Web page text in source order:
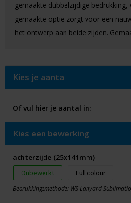
gemaakte dubbelzijdige
gemaakte optie zorgt voor een
het ontwerp aan beide zijden.
Kies je aantal
Of vul hier je aantal in:
Kies een bewerking
achterzijde (25x141mm)
Onbewerkt Full colour
Bedrukkingsmethode: WS Lanyard